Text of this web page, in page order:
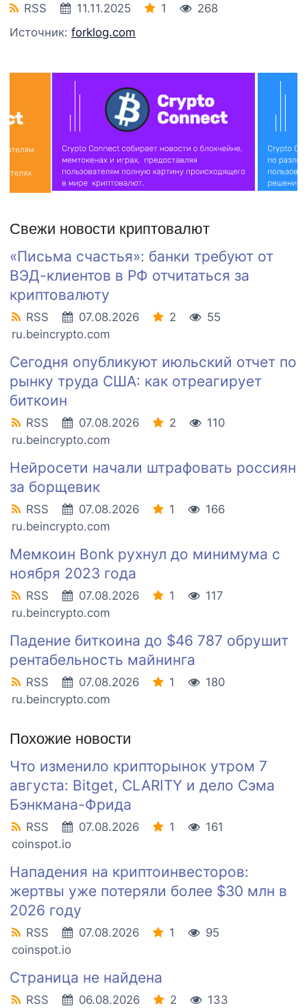
RSS 11.11.2025 1
268
Источник: forklog.com
Свежи новости криптовалют
«Письма счастья»: банки требуют от
ВЭД-клиентов в РФ отчитаться за
криптовалюту
RSS 07.08.2026 2
55
ru.beincrypto.com
Сегодня опубликуют июльский отчет по
рынку труда США: как отреагирует
биткоин
RSS 07.08.2026 2
110
ru.beincrypto.com
Нейросети начали штрафовать россиян
за борщевик
RSS 07.08.2026 1
166
ru.beincrypto.com
Мемкоин Bonk рухнул до минимума с
ноября 2023 года
RSS 07.08.2026 1
117
ru.beincrypto.com
Падение биткоина до $46 787 обрушит
рентабельность майнинга
RSS 07.08.2026 1
180
ru.beincrypto.com
Похожие новости
Что изменило крипторынок утром 7
августа: Bitget, CLARITY и дело Сэма
Бэнкмана-Фрида
RSS 07.08.2026 1
161
coinspot.io
Нападения на криптоинвесторов:
жертвы уже потеряли более $30 млн в
2026 году
RSS 07.08.2026 1
95
coinspot.io
Страница не найдена
RSS 06.08.2026 2
133